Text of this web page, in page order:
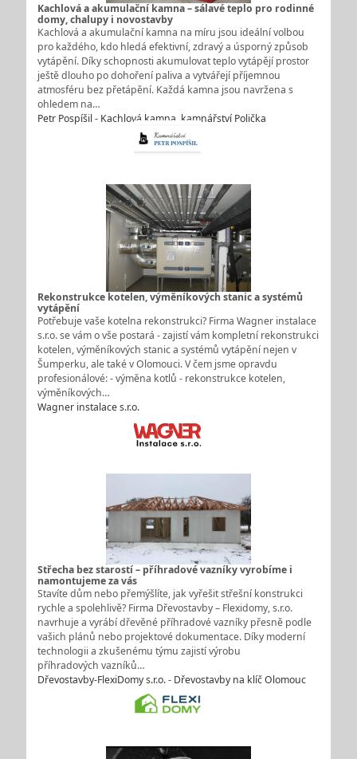
Kachlová a akumulační kamna – sálavé teplo pro rodinné
domy, chalupy i novostavby
Kachlová a akumulační kamna na míru jsou ideální volbou
pro každého, kdo hledá efektivní, zdravý a úsporný způsob
vytápění. Díky schopnosti akumulovat teplo vytápějí prostor
ještě dlouho po dohoření paliva a vytvářejí příjemnou
atmosféru bez přetápění. Každá kamna jsou navržena s
ohledem na…
Petr Pospíšil - Kachlová kamna, kamnářství Polička
Rekonstrukce kotelen, výměníkových stanic a systémů
vytápění
Potřebuje vaše kotelna rekonstrukci? Firma Wagner instalace
s.r.o. se vám o vše postará - zajistí vám kompletní rekonstrukci
kotelen, výměníkových stanic a systémů vytápění nejen v
Šumperku, ale také v Olomouci. V čem jsme opravdu
profesionálové: - výměna kotlů - rekonstrukce kotelen,
výměníkových…
Wagner instalace s.r.o.
Střecha bez starostí – příhradové vazníky vyrobíme i
namontujeme za vás
Stavíte dům nebo přemýšlíte, jak vyřešit střešní konstrukci
rychle a spolehlivě? Firma Dřevostavby – Flexidomy, s.r.o.
navrhuje a vyrábí dřevěné příhradové vazníky přesně podle
vašich plánů nebo projektové dokumentace. Díky moderní
technologii a zkušenému týmu zajistí výrobu
příhradových vazníků…
Dřevostavby-FlexiDomy s.r.o. - Dřevostavby na klíč Olomouc